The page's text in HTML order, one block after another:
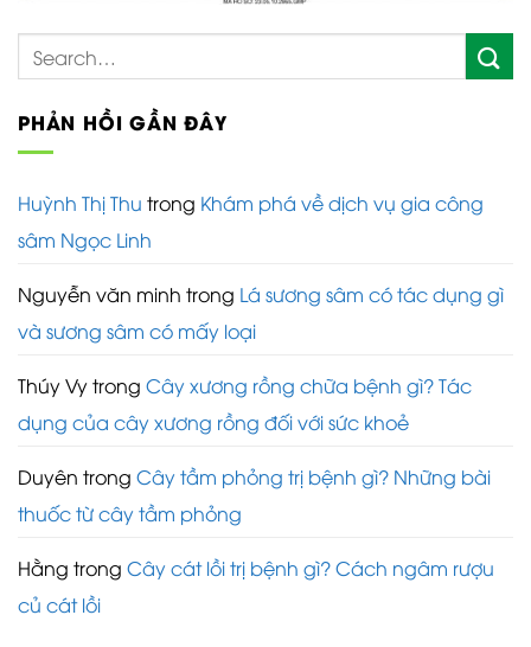
PHẢN HỒI GẦN ĐÂY
Huỳnh Thị Thu trong Khám phá về dịch vụ gia công
sâm Ngọc Linh
Nguyễn văn minh trong Lá sương sâm có tác dụng gì
và sương sâm có mấy loại
Thúy Vytrong Cây xương rồng chữa bệnh gì? Tác
dụng của cây xương rồng đối với sức khoẻ
Duyên trong Cây tầm phỏng trị bệnh gì? Những bài
thuốc từ cây tầm phỏng
Hằng trong Cây cát lồi trị bệnh gì? Cách ngâm rượu
củ cát lồi